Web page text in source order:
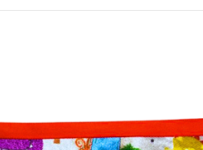
Smoking